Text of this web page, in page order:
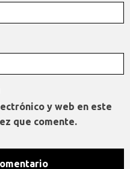
y web en este
que comente.